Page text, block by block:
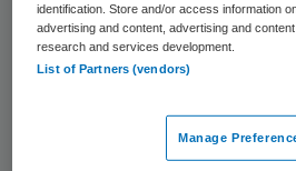
Voor het onderzoek
interviews gehouden met
uit de ggz,
de rechterlijke macht en
identification. Store and/or access information
advertising and content, advertising and
research and services development.
List of Partners (vendors)
Manage